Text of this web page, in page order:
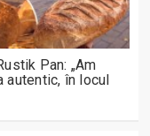
Pan: „Am
autentic, în locul